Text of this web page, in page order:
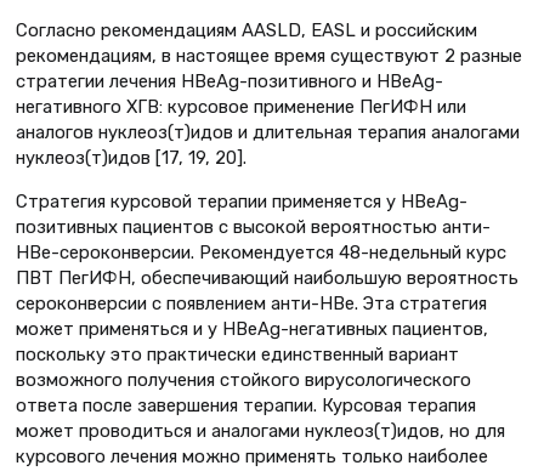
Согласно рекомендациям AASLD, EASL и российским
рекомендациям, в настоящее время существуют 2 разные
стратегии лечения HBeAg-позитивного и HBeAg-
негативного ХГВ: курсовое применение ПегИФН или
аналогов нуклеоз(т)идов и длительная терапия аналогами
нуклеоз(т)идов [17, 19, 20].
Стратегия курсовой терапии применяется у HBеAg-
позитивных пациентов с высокой вероятностью анти-
HBe-сероконверсии. Рекомендуется 48-недельный курс
ПВТ ПегИФН, обеспечивающий наибольшую вероятность
сероконверсии с появлением анти-HBe. Эта стратегия
может применяться и у HBеAg-негативных пациентов,
поскольку это практически единственный вариант
возможного получения стойкого вирусологического
ответа после завершения терапии. Курсовая терапия
может проводиться и аналогами нуклеоз(т)идов, но для
курсового лечения можно применять только наиболее